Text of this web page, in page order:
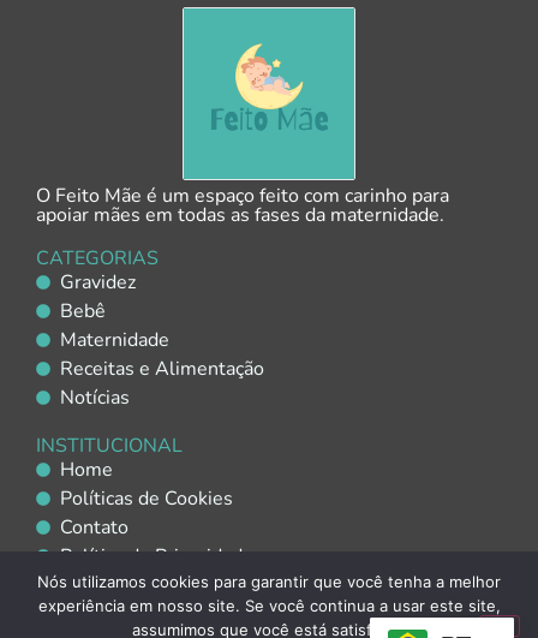
O Feito Mãe é um espaço feito com carinho para
apoiar mães em todas as fases da maternidade.
CATEGORIAS
Gravidez
Bebê
Maternidade
Receitas e Alimentação
Notícias
INSTITUCIONAL
Home
Políticas de Cookies
Contato
Política de Privacidade
Política de Uso de IA
Nós utilizamos cookies para garantir que você tenha a melhor
experiência em nosso site. Se você continua a usar este site,
assumimos que você está satisfeito.